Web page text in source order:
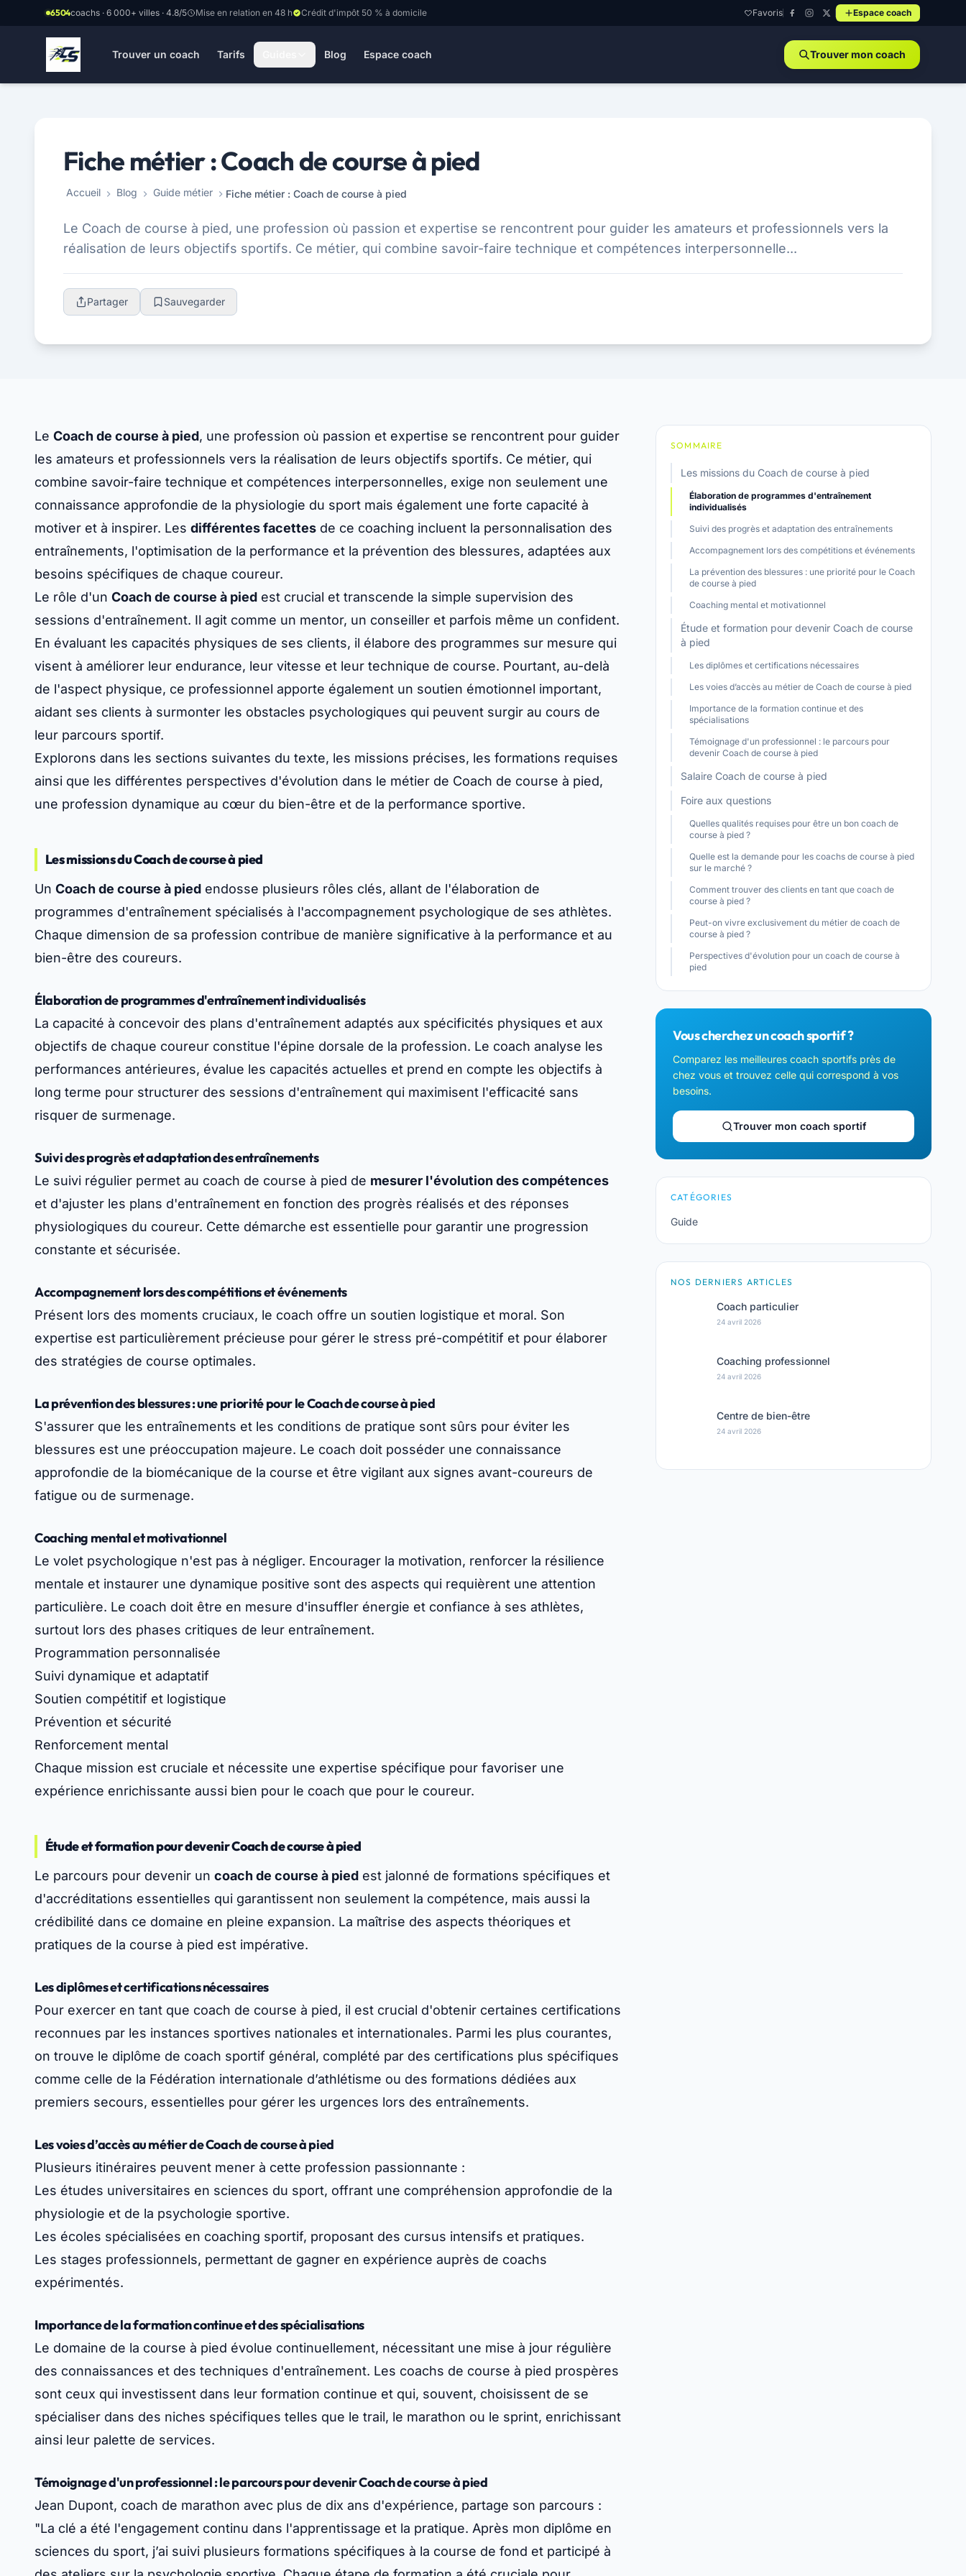
Aller au contenu principal
6504coachs · 6 000+ villes · 4.8/5 Mise en relation en 48 h Crédit d'impôt 50 % à domicile Favoris Espace coach
Trouver un coach Tarifs Blog Espace coach Trouver mon coach
Fiche métier : Coach de course à pied
Accueil Blog Guide métier Fiche métier : Coach de course à pied
Le Coach de course à pied, une profession où passion et expertise se rencontrent pour guider les amateurs et professionnels vers la
réalisation de leurs objectifs sportifs. Ce métier, qui combine savoir-faire technique et compétences interpersonnelle...
Partager Sauvegarder
Le Coach de course à pied, une profession où passion et expertise se rencontrent pour guider
les amateurs et professionnels vers la réalisation de leurs objectifs sportifs. Ce métier, qui
combine savoir-faire technique et compétences interpersonnelles, exige non seulement une
connaissance approfondie de la physiologie du sport mais également une forte capacité à
motiver et à inspirer. Les différentes facettes de ce coaching incluent la personnalisation des
entraînements, l'optimisation de la performance et la prévention des blessures, adaptées aux
besoins spécifiques de chaque coureur.
Le rôle d'un Coach de course à pied est crucial et transcende la simple supervision des
sessions d'entraînement. Il agit comme un mentor, un conseiller et parfois même un confident.
En évaluant les capacités physiques de ses clients, il élabore des programmes sur mesure qui
visent à améliorer leur endurance, leur vitesse et leur technique de course. Pourtant, au-delà
de l'aspect physique, ce professionnel apporte également un soutien émotionnel important,
aidant ses clients à surmonter les obstacles psychologiques qui peuvent surgir au cours de
leur parcours sportif.
Explorons dans les sections suivantes du texte, les missions précises, les formations requises
ainsi que les différentes perspectives d'évolution dans le métier de Coach de course à pied,
une profession dynamique au cœur du bien-être et de la performance sportive.
Les missions du Coach de course à pied
Un Coach de course à pied endosse plusieurs rôles clés, allant de l'élaboration de
programmes d'entraînement spécialisés à l'accompagnement psychologique de ses athlètes.
Chaque dimension de sa profession contribue de manière significative à la performance et au
bien-être des coureurs.
Élaboration de programmes d'entraînement individualisés
La capacité à concevoir des plans d'entraînement adaptés aux spécificités physiques et aux
objectifs de chaque coureur constitue l'épine dorsale de la profession. Le coach analyse les
performances antérieures, évalue les capacités actuelles et prend en compte les objectifs à
long terme pour structurer des sessions d'entraînement qui maximisent l'efficacité sans
risquer de surmenage.
Suivi des progrès et adaptation des entraînements
Le suivi régulier permet au coach de course à pied de mesurer l'évolution des compétences
et d'ajuster les plans d'entraînement en fonction des progrès réalisés et des réponses
physiologiques du coureur. Cette démarche est essentielle pour garantir une progression
constante et sécurisée.
Accompagnement lors des compétitions et événements
Présent lors des moments cruciaux, le coach offre un soutien logistique et moral. Son
expertise est particulièrement précieuse pour gérer le stress pré-compétitif et pour élaborer
des stratégies de course optimales.
La prévention des blessures : une priorité pour le Coach de course à pied
S'assurer que les entraînements et les conditions de pratique sont sûrs pour éviter les
blessures est une préoccupation majeure. Le coach doit posséder une connaissance
approfondie de la biomécanique de la course et être vigilant aux signes avant-coureurs de
fatigue ou de surmenage.
Coaching mental et motivationnel
Le volet psychologique n'est pas à négliger. Encourager la motivation, renforcer la résilience
mentale et instaurer une dynamique positive sont des aspects qui requièrent une attention
particulière. Le coach doit être en mesure d'insuffler énergie et confiance à ses athlètes,
surtout lors des phases critiques de leur entraînement.
Programmation personnalisée
Suivi dynamique et adaptatif
Soutien compétitif et logistique
Prévention et sécurité
Renforcement mental
Chaque mission est cruciale et nécessite une expertise spécifique pour favoriser une
expérience enrichissante aussi bien pour le coach que pour le coureur.
Étude et formation pour devenir Coach de course à pied
Le parcours pour devenir un coach de course à pied est jalonné de formations spécifiques et
d'accréditations essentielles qui garantissent non seulement la compétence, mais aussi la
crédibilité dans ce domaine en pleine expansion. La maîtrise des aspects théoriques et
pratiques de la course à pied est impérative.
Les diplômes et certifications nécessaires
Pour exercer en tant que coach de course à pied, il est crucial d'obtenir certaines certifications
reconnues par les instances sportives nationales et internationales. Parmi les plus courantes,
on trouve le diplôme de coach sportif général, complété par des certifications plus spécifiques
comme celle de la Fédération internationale d’athlétisme ou des formations dédiées aux
premiers secours, essentielles pour gérer les urgences lors des entraînements.
Les voies d’accès au métier de Coach de course à pied
Plusieurs itinéraires peuvent mener à cette profession passionnante :
Les études universitaires en sciences du sport, offrant une compréhension approfondie de la
physiologie et de la psychologie sportive.
Les écoles spécialisées en coaching sportif, proposant des cursus intensifs et pratiques.
Les stages professionnels, permettant de gagner en expérience auprès de coachs
expérimentés.
Importance de la formation continue et des spécialisations
Le domaine de la course à pied évolue continuellement, nécessitant une mise à jour régulière
des connaissances et des techniques d'entraînement. Les coachs de course à pied prospères
sont ceux qui investissent dans leur formation continue et qui, souvent, choisissent de se
spécialiser dans des niches spécifiques telles que le trail, le marathon ou le sprint, enrichissant
ainsi leur palette de services.
Témoignage d'un professionnel : le parcours pour devenir Coach de course à pied
Jean Dupont, coach de marathon avec plus de dix ans d'expérience, partage son parcours :
"La clé a été l'engagement continu dans l'apprentissage et la pratique. Après mon diplôme en
sciences du sport, j’ai suivi plusieurs formations spécifiques à la course de fond et participé à
SOMMAIRE
Les missions du Coach de course à pied
Élaboration de programmes d'entraînement
individualisés
Suivi des progrès et adaptation des entraînements
Accompagnement lors des compétitions et événements
La prévention des blessures : une priorité pour le Coach
de course à pied
Coaching mental et motivationnel
Étude et formation pour devenir Coach de course
à pied
Les diplômes et certifications nécessaires
Les voies d’accès au métier de Coach de course à pied
Importance de la formation continue et des
spécialisations
Témoignage d'un professionnel : le parcours pour
devenir Coach de course à pied
Salaire Coach de course à pied
Foire aux questions
Quelles qualités requises pour être un bon coach de
course à pied ?
Quelle est la demande pour les coachs de course à pied
sur le marché ?
Comment trouver des clients en tant que coach de
course à pied ?
Peut-on vivre exclusivement du métier de coach de
course à pied ?
Perspectives d'évolution pour un coach de course à
pied
Vous cherchez un coach sportif ?
Comparez les meilleures coach sportifs près de
chez vous et trouvez celle qui correspond à vos
besoins.
Trouver mon coach sportif
CATÉGORIES
Guide
NOS DERNIERS ARTICLES
Coach particulier
24 avril 2026
Coaching professionnel
24 avril 2026
Centre de bien-être
24 avril 2026